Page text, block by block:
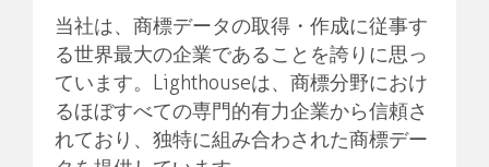
当社は、商標データの取得・作成に従事す
る世界最大の企業であることを誇りに思っ
ています。Lighthouseは、商標分野におけ
るほぼすべての専門的有力企業から信頼さ
れており、独特に組み合わされた商標デー